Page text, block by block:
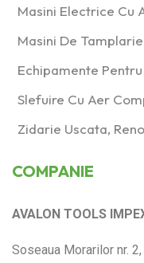
Masini Electrice Cu
Masini De Tamplarie
Echipamente
Slefuire Cu Aer
Zidarie Uscata,
COMPANIE
AVALON TOOLS
Soseaua Morarilor nr.